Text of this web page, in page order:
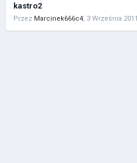
kastro2
Przez Marcinek666c4, 3 Września 2011